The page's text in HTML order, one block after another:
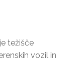
težišče
vozil in